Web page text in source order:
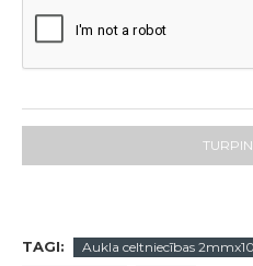
TAGI: Aukla celtniecības